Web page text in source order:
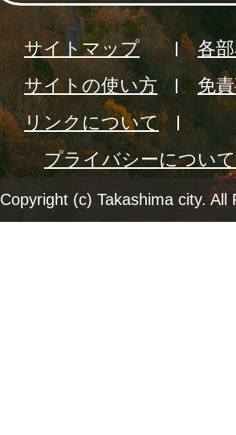
サイトマップ
各
サイトの使い方
免
リンクについて
プライバシーについて
Copyright (c) Takashima city. All